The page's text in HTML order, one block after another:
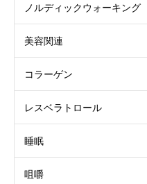
ノルディックウォーキング
美容関連
コラーゲン
レスベラトロール
睡眠
咀嚼